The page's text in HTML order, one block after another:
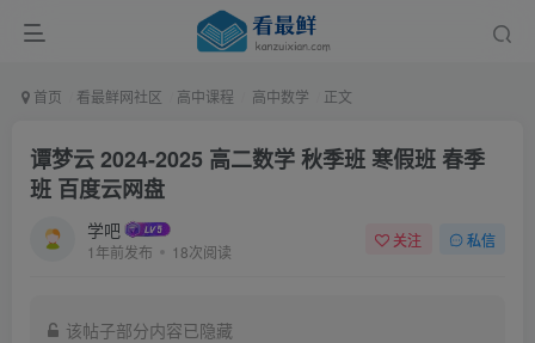
首页 看最鲜网社区 高中课程 高中数学 正文
谭梦云 2024-2025 高二数学 秋季班 寒假班 春季
班 百度云网盘
学吧
1年前发布 18次阅读
关注 私信
该帖子部分内容已隐藏